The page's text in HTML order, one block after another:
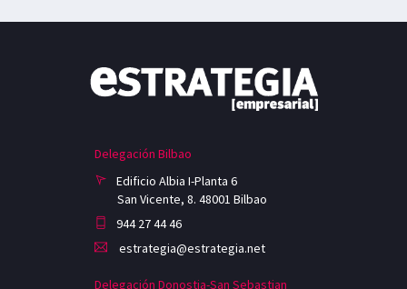
Delegación Bilbao
Edificio Albia I-Planta 6
San Vicente, 8. 48001 Bilbao
944 27 44 46
estrategia@estrategia.net
Delegación Donostia-San Sebastian